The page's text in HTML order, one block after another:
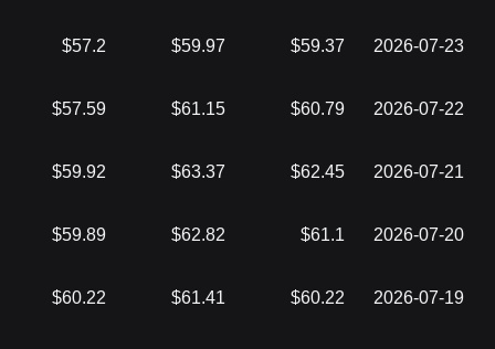
2026-07-23
$59.37
$59.97
$57.2
2026-07-22
$60.79
$61.15
$57.59
2026-07-21
$62.45
$63.37
$59.92
2026-07-20
$61.1
$62.82
$59.89
2026-07-19
$60.22
$61.41
$60.22